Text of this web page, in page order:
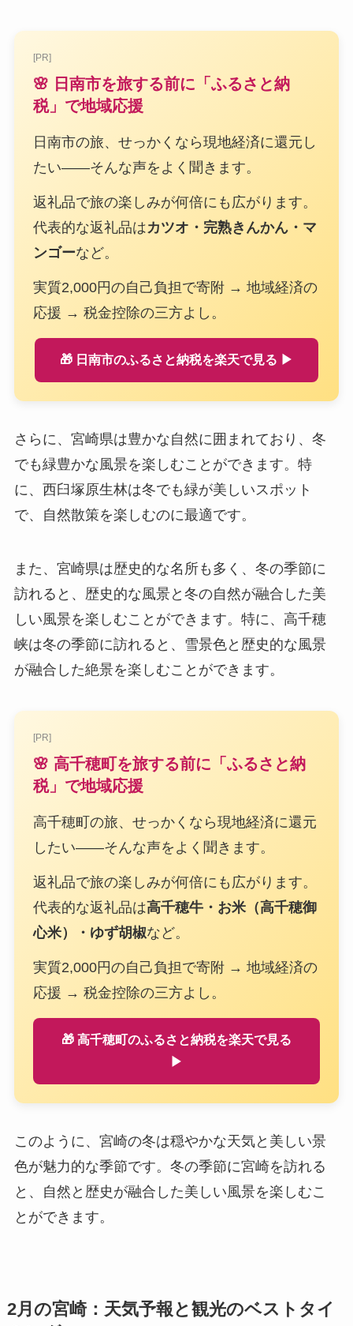
[PR]
🌸 日南市を旅する前に「ふるさと納
税」で地域応援
日南市の旅、せっかくなら現地経済に還元し
たい——そんな声をよく聞きます。
返礼品で旅の楽しみが何倍にも広がります。
代表的な返礼品はカツオ・完熟きんかん・マ
ンゴーなど。
実質2,000円の自己負担で寄附 → 地域経済の
応援 → 税金控除の三方よし。
🎁 日南市のふるさと納税を楽天で見る ▶
さらに、宮崎県は豊かな自然に囲まれており、冬
でも緑豊かな風景を楽しむことができます。特
に、西臼塚原生林は冬でも緑が美しいスポット
で、自然散策を楽しむのに最適です。
また、宮崎県は歴史的な名所も多く、冬の季節に
訪れると、歴史的な風景と冬の自然が融合した美
しい風景を楽しむことができます。特に、高千穂
峡は冬の季節に訪れると、雪景色と歴史的な風景
が融合した絶景を楽しむことができます。
[PR]
🌸 高千穂町を旅する前に「ふるさと納
税」で地域応援
高千穂町の旅、せっかくなら現地経済に還元
したい——そんな声をよく聞きます。
返礼品で旅の楽しみが何倍にも広がります。
代表的な返礼品は高千穂牛・お米（高千穂御
心米）・ゆず胡椒など。
実質2,000円の自己負担で寄附 → 地域経済の
応援 → 税金控除の三方よし。
🎁 高千穂町のふるさと納税を楽天で見る
▶
このように、宮崎の冬は穏やかな天気と美しい景
色が魅力的な季節です。冬の季節に宮崎を訪れる
と、自然と歴史が融合した美しい風景を楽しむこ
とができます。
2月の宮崎：天気予報と観光のベストタイ